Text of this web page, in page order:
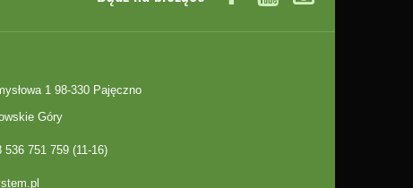
1 98-330 Pajęczno
Góry
536 751 759 (11-16)